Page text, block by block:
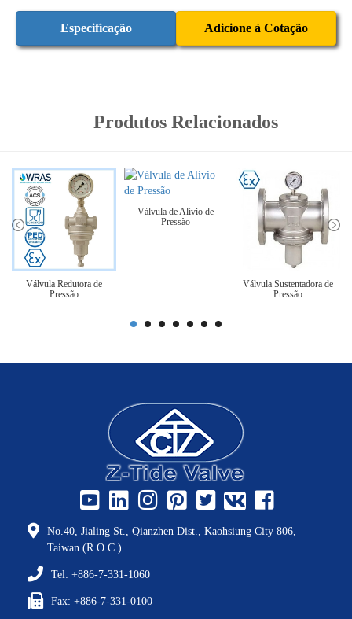
Especificação Adicione à Cotação
Produtos Relacionados
Válvula Redutora de
Pressão
Válvula de Alívio de
Pressão
Válvula Sustentadora de
Pressão
No.40, Jialing St., Qianzhen Dist., Kaohsiung City 806,
Taiwan (R.O.C.)
Tel: +886-7-331-1060
Fax: +886-7-331-0100